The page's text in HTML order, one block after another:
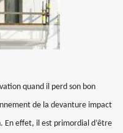
quand il perd son bon
de la devanture impact
effet, il est primordial d’être